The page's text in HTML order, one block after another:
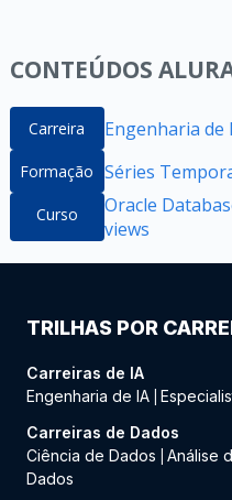
CONTEÚDOS
Carreira Engenharia
Formação Séries
Curso
Oracle
views
TRILHAS POR
Carreiras de IA
Engenharia de IA
Carreiras de Dados
Ciência de Dados
Análise
Dados